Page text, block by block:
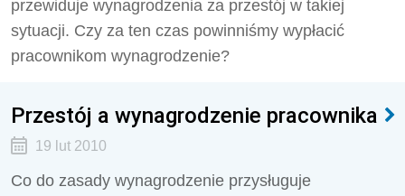
przewiduje wynagrodzenia za przestój w takiej
sytuacji. Czy za ten czas powinniśmy wypłacić
pracownikom wynagrodzenie?
Przestój a wynagrodzenie pracownika
19 lut 2010
Co do zasady wynagrodzenie przysługuje